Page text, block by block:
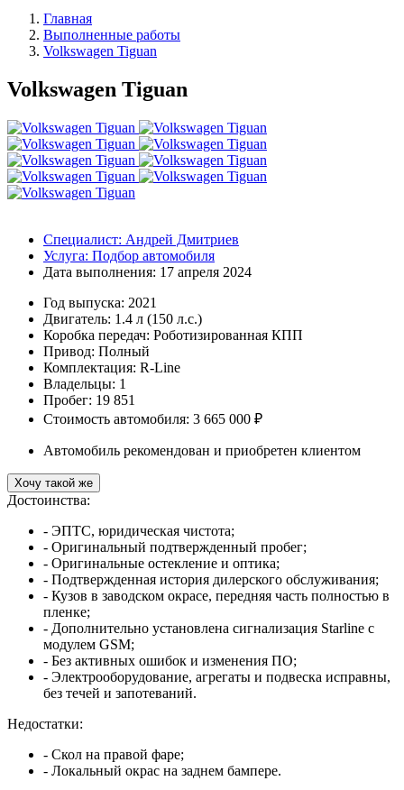
Главная
Выполненные работы
Volkswagen Tiguan
Volkswagen Tiguan
Специалист: Андрей Дмитриев
Услуга: Подбор автомобиля
Дата выполнения: 17 апреля 2024
Год выпуска: 2021
Двигатель: 1.4 л (150 л.с.)
Коробка передач: Роботизированная КПП
Привод: Полный
Комплектация: R-Line
Владельцы: 1
Пробег: 19 851
Стоимость автомобиля: 3 665 000 ₽
Автомобиль рекомендован и приобретен клиентом
Хочу такой же
Достоинства:
- ЭПТС, юридическая чистота;
- Оригинальный подтвержденный пробег;
- Оригинальные остекление и оптика;
- Подтвержденная история дилерского обслуживания;
- Кузов в заводском окрасе, передняя часть полностью в
пленке;
- Дополнительно установлена сигнализация Starline с
модулем GSM;
- Без активных ошибок и изменения ПО;
- Электрооборудование, агрегаты и подвеска исправны,
без течей и запотеваний.
Недостатки:
- Скол на правой фаре;
- Локальный окрас на заднем бампере.